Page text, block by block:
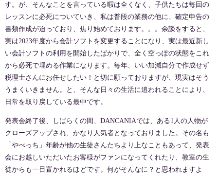
す。が、そんなことを言っている暇は全くなく、子供たちは毎回の
レッスンに必死についていき、私は普段の業務の他に、確定申告の
書類作成が迫っており、焦り始めております。。。余談をすると、
実は2023年度から会計ソフトを変更することになり、実は最近新し
い会計ソフトの利用を開始したばかりで、全く空っぽの状態をこれ
から必死で埋める作業になります。毎年、いい加減自分で作成せず
税理士さんにお任せしたい！と切に願っておりますが、現実はそう
うまくいきません。と、そんな日々の生活に追われることにより、
日常を取り戻している最中です。
発表会終了後、しばらくの間、DANCANIAでは、ある1人の人物が
クローズアップされ、かなり人気者となっておりました。その名も
「やべっち」年齢が他の生徒さんたちより上なこともあって、発表
会にお越しいただいたお客様がファンになってくれたり、教室の生
徒からも一目置かれるほどです。何がそんなに？と思われますよ